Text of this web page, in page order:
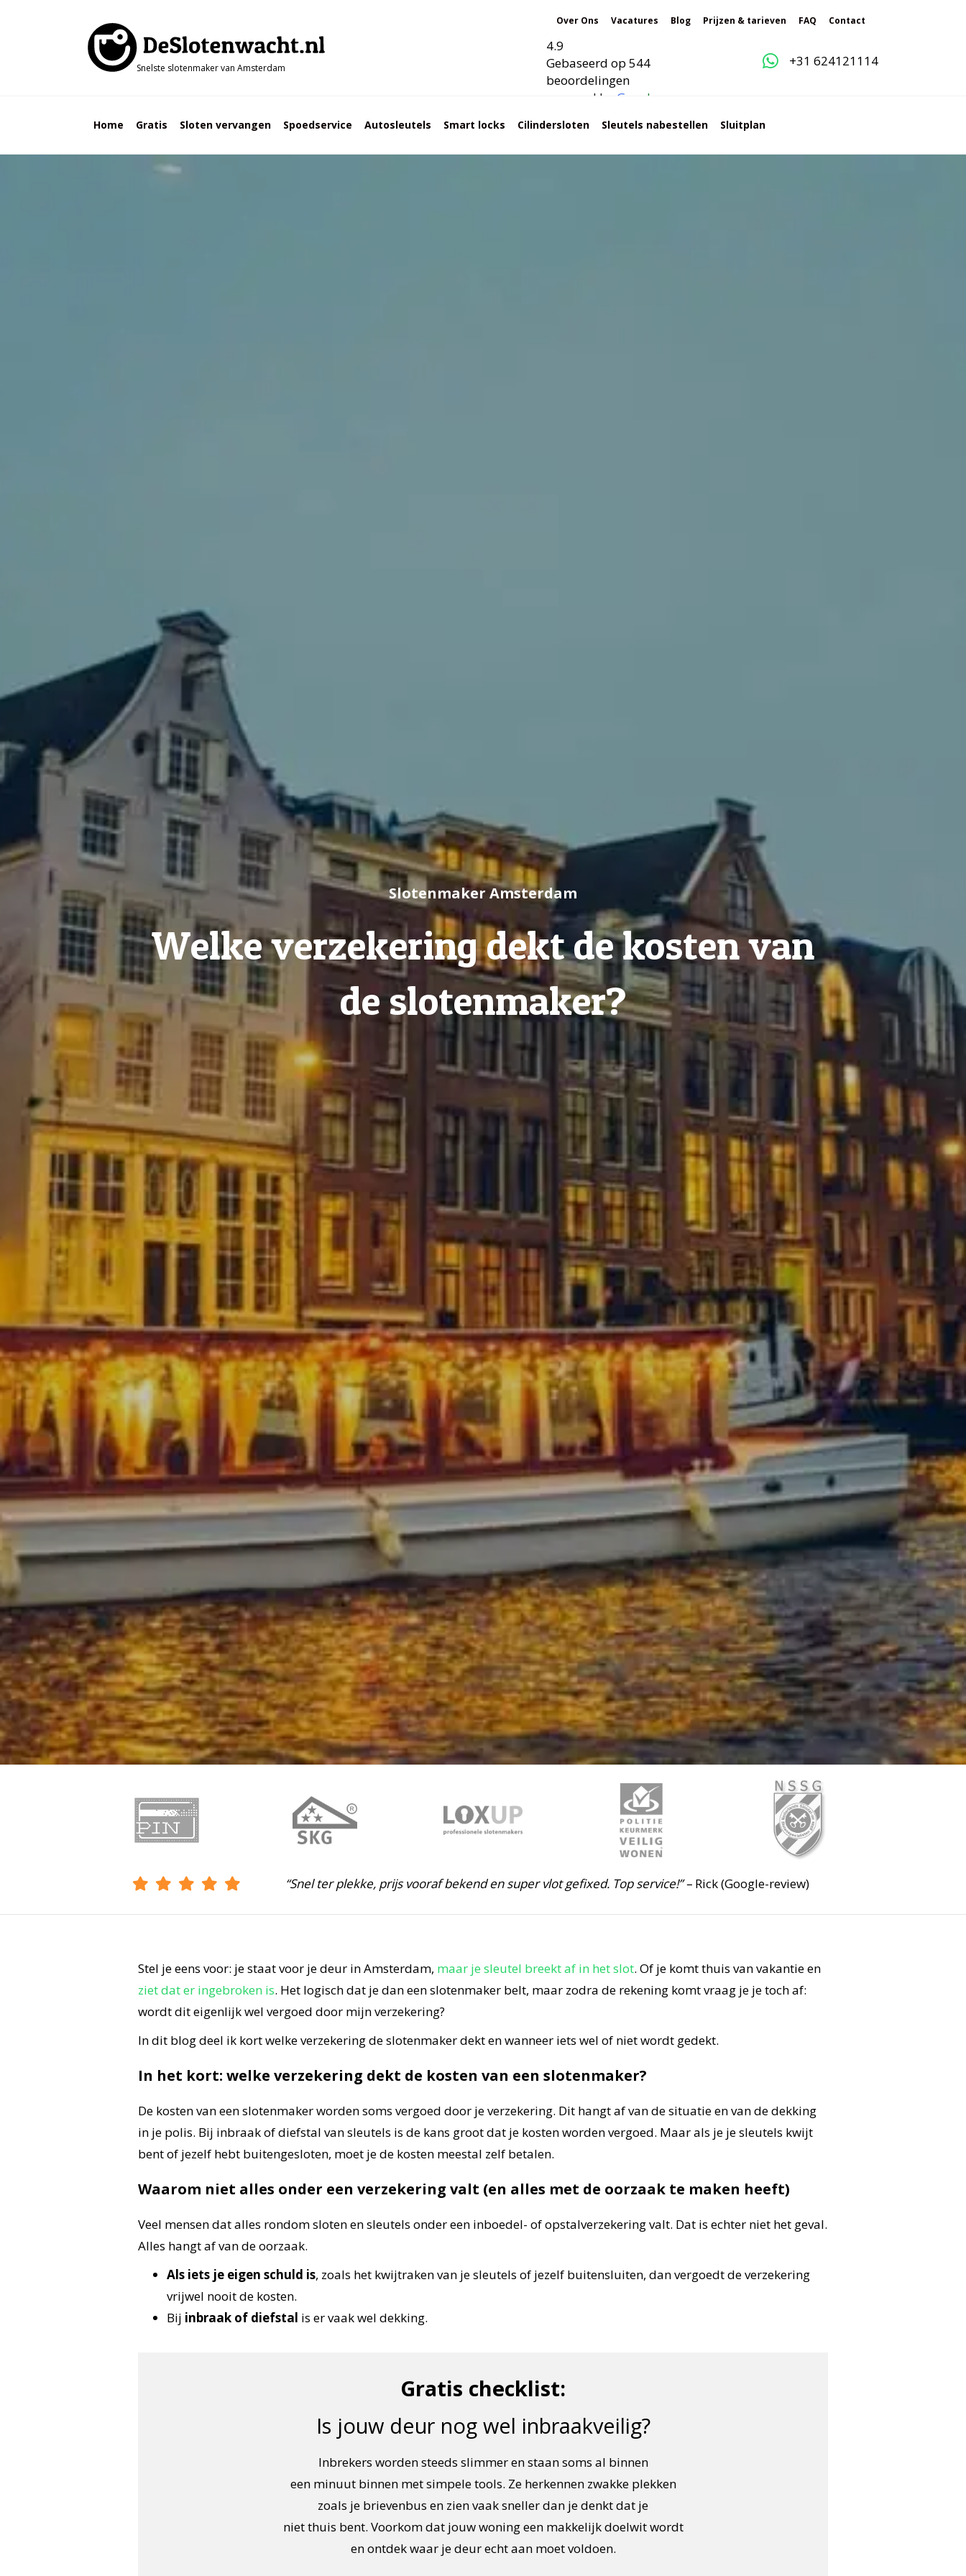
Over Ons Vacatures Blog Prijzen & tarieven FAQ Contact
Snelste slotenmaker van Amsterdam
4.9
Gebaseerd op 544
beoordelingen
powered by G l
+31 624121114
Home Gratis Sloten vervangen Spoedservice Autosleutels Smart locks Cilindersloten Sleutels nabestellen Sluitplan
Slotenmaker Amsterdam
Welke verzekering dekt de kosten van
de slotenmaker?
“Snel ter plekke, prijs vooraf bekend en super vlot gefixed. Top service!” – Rick (Google-review)
Stel je eens voor: je staat voor je deur in Amsterdam, maar je sleutel breekt af in het slot. Of je komt thuis van vakantie en
ziet dat er ingebroken is. Het logisch dat je dan een slotenmaker belt, maar zodra de rekening komt vraag je je toch af:
wordt dit eigenlijk wel vergoed door mijn verzekering?
In dit blog deel ik kort welke verzekering de slotenmaker dekt en wanneer iets wel of niet wordt gedekt.
In het kort: welke verzekering dekt de kosten van een slotenmaker?
De kosten van een slotenmaker worden soms vergoed door je verzekering. Dit hangt af van de situatie en van de dekking
in je polis. Bij inbraak of diefstal van sleutels is de kans groot dat je kosten worden vergoed. Maar als je je sleutels kwijt
bent of jezelf hebt buitengesloten, moet je de kosten meestal zelf betalen.
Waarom niet alles onder een verzekering valt (en alles met de oorzaak te maken heeft)
Veel mensen dat alles rondom sloten en sleutels onder een inboedel- of opstalverzekering valt. Dat is echter niet het geval.
Alles hangt af van de oorzaak.
Als iets je eigen schuld is, zoals het kwijtraken van je sleutels of jezelf buitensluiten, dan vergoedt de verzekering
vrijwel nooit de kosten.
Bij inbraak of diefstal is er vaak wel dekking.
Gratis checklist:
Is jouw deur nog wel inbraakveilig?
Inbrekers worden steeds slimmer en staan soms al binnen
een minuut binnen met simpele tools. Ze herkennen zwakke plekken
zoals je brievenbus en zien vaak sneller dan je denkt dat je
niet thuis bent. Voorkom dat jouw woning een makkelijk doelwit wordt
en ontdek waar je deur echt aan moet voldoen.